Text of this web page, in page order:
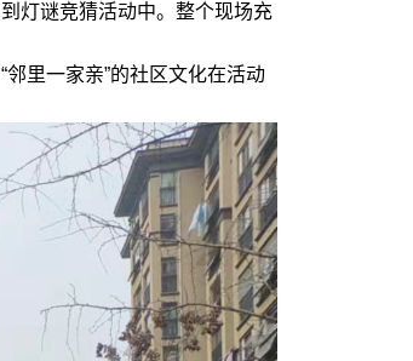
灯谜竞猜活动中。整个现场充
里一家亲”的社区文化在活动